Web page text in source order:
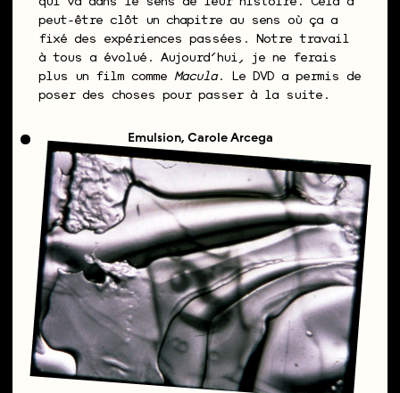
peut-être clôt un chapitre au sens où ça a
fixé des expériences passées. Notre travail
à tous a évolué. Aujourd’hui, je ne ferais
plus un film comme Macula. Le DVD a permis de
poser des choses pour passer à la suite.
Emulsion, Carole Arcega